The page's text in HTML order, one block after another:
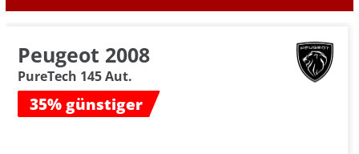
Peugeot 2008
PureTech 145 Aut.
35% günstiger